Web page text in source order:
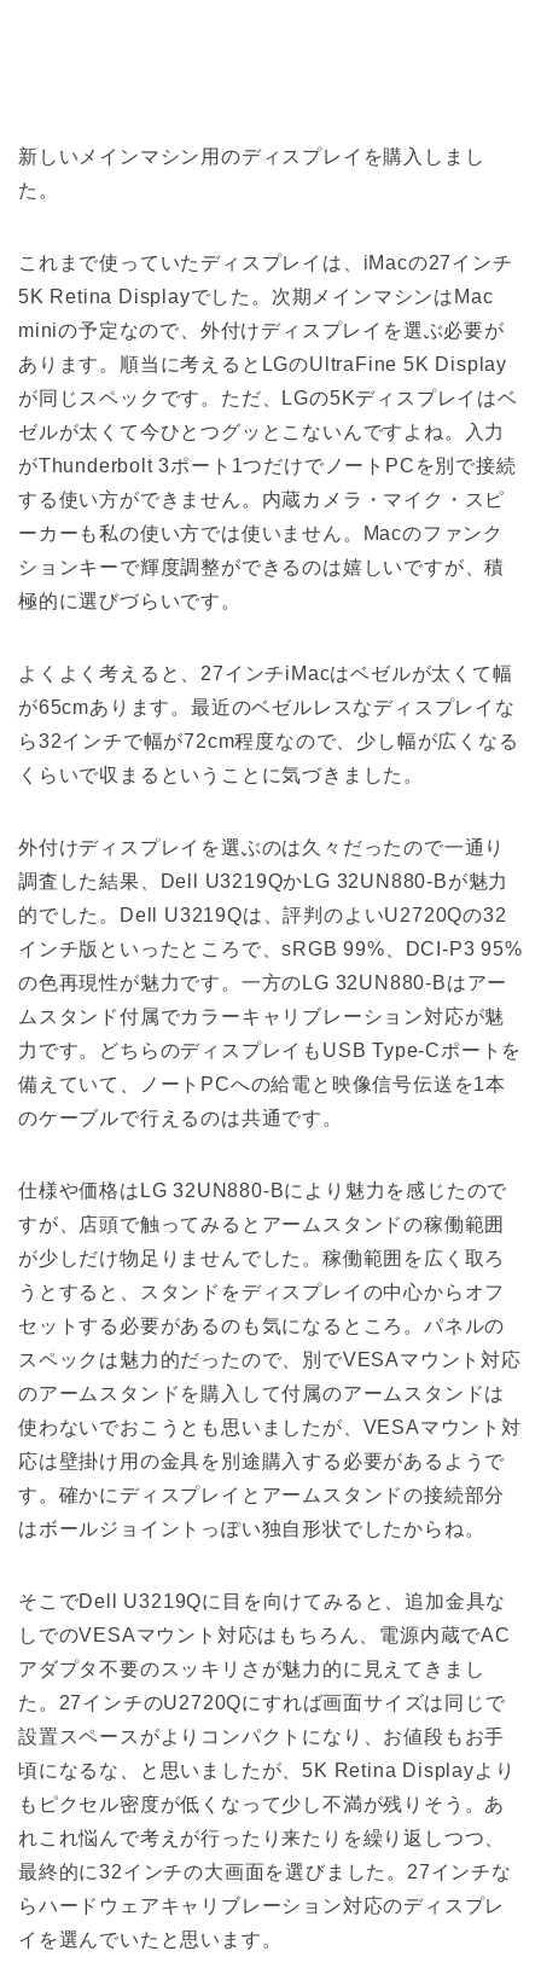
新しいメインマシン用のディスプレイを購入しまし
た。
これまで使っていたディスプレイは、iMacの27インチ
5K Retina Displayでした。次期メインマシンはMac
miniの予定なので、外付けディスプレイを選ぶ必要が
あります。順当に考えるとLGのUltraFine 5K Display
が同じスペックです。ただ、LGの5Kディスプレイはベ
ゼルが太くて今ひとつグッとこないんですよね。入力
がThunderbolt 3ポート1つだけでノートPCを別で接続
する使い方ができません。内蔵カメラ・マイク・スピ
ーカーも私の使い方では使いません。Macのファンク
ションキーで輝度調整ができるのは嬉しいですが、積
極的に選びづらいです。
よくよく考えると、27インチiMacはベゼルが太くて幅
が65cmあります。最近のベゼルレスなディスプレイな
ら32インチで幅が72cm程度なので、少し幅が広くなる
くらいで収まるということに気づきました。
外付けディスプレイを選ぶのは久々だったので一通り
調査した結果、Dell U3219QかLG 32UN880-Bが魅力
的でした。Dell U3219Qは、評判のよいU2720Qの32
インチ版といったところで、sRGB 99%、DCI-P3 95%
の色再現性が魅力です。一方のLG 32UN880-Bはアー
ムスタンド付属でカラーキャリブレーション対応が魅
力です。どちらのディスプレイもUSB Type-Cポートを
備えていて、ノートPCへの給電と映像信号伝送を1本
のケーブルで行えるのは共通です。
仕様や価格はLG 32UN880-Bにより魅力を感じたので
すが、店頭で触ってみるとアームスタンドの稼働範囲
が少しだけ物足りませんでした。稼働範囲を広く取ろ
うとすると、スタンドをディスプレイの中心からオフ
セットする必要があるのも気になるところ。パネルの
スペックは魅力的だったので、別でVESAマウント対応
のアームスタンドを購入して付属のアームスタンドは
使わないでおこうとも思いましたが、VESAマウント対
応は壁掛け用の金具を別途購入する必要があるようで
す。確かにディスプレイとアームスタンドの接続部分
はボールジョイントっぽい独自形状でしたからね。
そこでDell U3219Qに目を向けてみると、追加金具な
しでのVESAマウント対応はもちろん、電源内蔵でAC
アダプタ不要のスッキリさが魅力的に見えてきまし
た。27インチのU2720Qにすれば画面サイズは同じで
設置スペースがよりコンパクトになり、お値段もお手
頃になるな、と思いましたが、5K Retina Displayより
もピクセル密度が低くなって少し不満が残りそう。あ
れこれ悩んで考えが行ったり来たりを繰り返しつつ、
最終的に32インチの大画面を選びました。27インチな
らハードウェアキャリブレーション対応のディスプレ
イを選んでいたと思います。